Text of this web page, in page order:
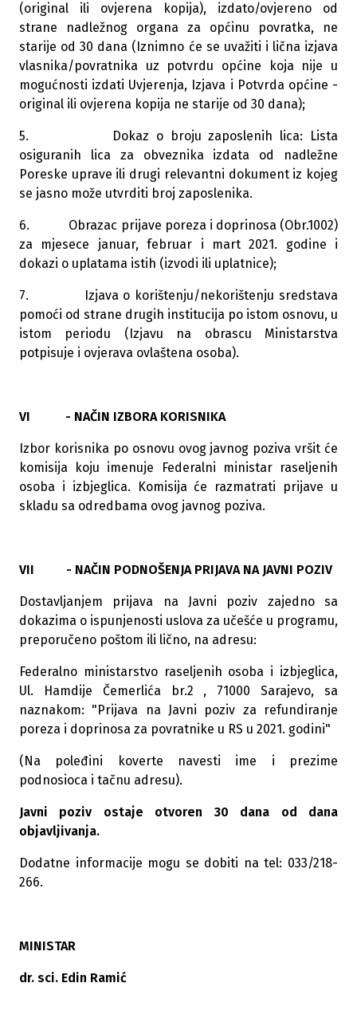
(original ili ovjerena kopija), izdato/ovjereno od
strane nadležnog organa za općinu povratka, ne
starije od 30 dana (Iznimno će se uvažiti i lična izjava
vlasnika/povratnika uz potvrdu općine koja nije u
mogućnosti izdati Uvjerenja, Izjava i Potvrda općine -
original ili ovjerena kopija ne starije od 30 dana);
5. Dokaz o broju zaposlenih lica: Lista
osiguranih lica za obveznika izdata od nadležne
Poreske uprave ili drugi relevantni dokument iz kojeg
se jasno može utvrditi broj zaposlenika.
6. Obrazac prijave poreza i doprinosa (Obr.1002)
za mjesece januar, februar i mart 2021. godine i
dokazi o uplatama istih (izvodi ili uplatnice);
7. Izjava o korištenju/nekorištenju sredstava
pomoći od strane drugih institucija po istom osnovu, u
istom periodu (Izjavu na obrascu Ministarstva
potpisuje i ovjerava ovlaštena osoba).
VI - NAČIN IZBORA KORISNIKA
Izbor korisnika po osnovu ovog javnog poziva vršit će
komisija koju imenuje Federalni ministar raseljenih
osoba i izbjeglica. Komisija će razmatrati prijave u
skladu sa odredbama ovog javnog poziva.
VII - NAČIN PODNOŠENJA PRIJAVA NA JAVNI POZIV
Dostavljanjem prijava na Javni poziv zajedno sa
dokazima o ispunjenosti uslova za učešće u programu,
preporučeno poštom ili lično, na adresu:
Federalno ministarstvo raseljenih osoba i izbjeglica,
Ul. Hamdije Čemerlića br.2 , 71000 Sarajevo, sa
naznakom: "Prijava na Javni poziv za refundiranje
poreza i doprinosa za povratnike u RS u 2021. godini"
(Na poleđini koverte navesti ime i prezime
podnosioca i tačnu adresu).
Javni poziv ostaje otvoren 30 dana od dana
objavljivanja.
Dodatne informacije mogu se dobiti na tel: 033/218-
266.
MINISTAR
dr. sci. Edin Ramić